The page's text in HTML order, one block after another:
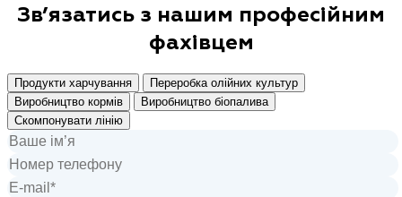
Зв’язатись з нашим професійним
фахівцем
Продукти харчування
Переробка олійних культур
Виробництво кормів
Виробництво біопалива
Скомпонувати лінію